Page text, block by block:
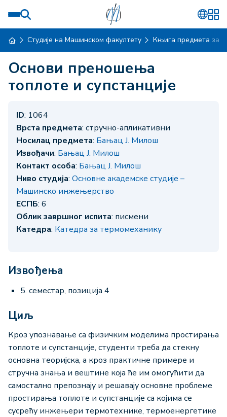
Студије на Машинском факултету Књига предмета за
Основи преношења
топлоте и супстанције
ID: 1064
Врста предмета: стручно-апликативни
Носилац предмета: Бањац Ј. Милош
Извођачи: Бањац Ј. Милош
Контакт особа: Бањац Ј. Милош
Ниво студија: Основне академске студије –
Машинско инжењерство
ЕСПБ: 6
Облик завршног испита: писмени
Катедра: Катедра за термомеханику
Извођења
5. семестар, позиција 4
Циљ
Кроз упознавање са физичким моделима простирања
топлоте и супстанције, студенти треба да стекну
основна теоријска, а кроз практичне примере и
стручна знања и вештине која ће им омогућити да
самостално препознају и решавају основне проблеме
простирања топлоте и супстанције са којима се
сусрећу инжењери термотехнике, термоенергетике